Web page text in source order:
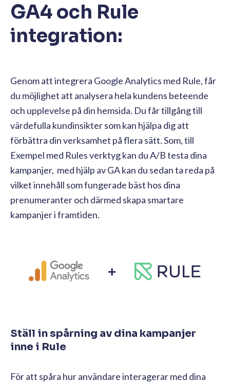
GA4 och Rule
integration:
Genom att integrera Google Analytics med Rule, får
du möjlighet att analysera hela kundens beteende
och upplevelse på din hemsida. Du får tillgång till
värdefulla kundinsikter som kan hjälpa dig att
förbättra din verksamhet på flera sätt. Som, till
Exempel med Rules verktyg kan du A/B testa dina
kampanjer, med hjälp av GA kan du sedan ta reda på
vilket innehåll som fungerade bäst hos dina
prenumeranter och därmed skapa smartare
kampanjer i framtiden.
Ställ in spårning av dina kampanjer
inne i Rule
För att spåra hur användare interagerar med dina